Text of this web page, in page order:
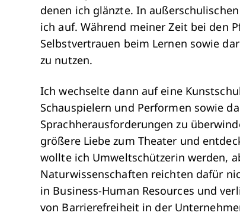
denen ich glänzte. In
ich auf. Während meiner Zeit bei den
Selbstvertrauen beim Lernen sowie
zu nutzen.
Ich wechselte dann auf eine
Schauspielern und Performen sowie
Sprachherausforderungen zu
größere Liebe zum Theater und
wollte ich Umweltschützerin werden,
Naturwissenschaften reichten dafür
in Business-Human Resources und
von Barrierefreiheit in der